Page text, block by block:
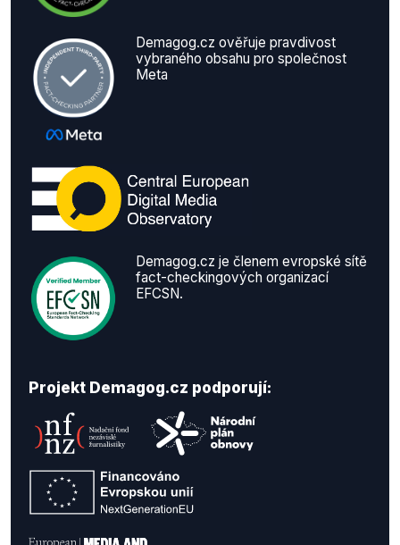
Demagog.cz ověřuje pravdivost
vybraného obsahu pro společnost
Meta
Demagog.cz je členem evropské sítě
fact-checkingových organizací
EFCSN.
Projekt Demagog.cz podporují: